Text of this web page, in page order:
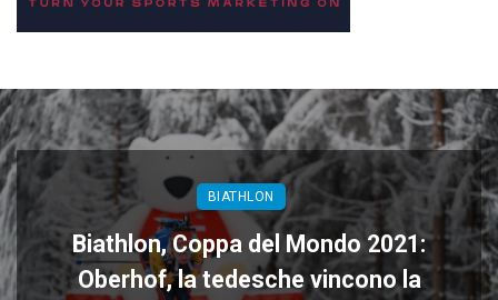
BIATHLON
Biathlon, Coppa del Mondo 2021:
Oberhof, la tedesche vincono la